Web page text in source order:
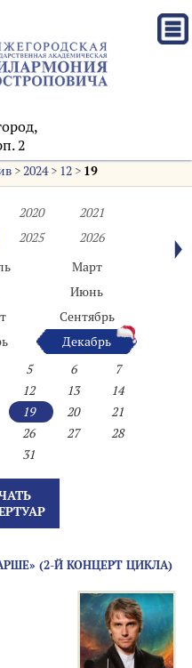
2
>2024> 12 > 19
2020
2021
2025
2026
Март
Июнь
Сентябрь
Декабрь
5 6
7
12 13
14
19 20
21
26 27
28
31
(2-Й КОНЦЕРТ ЦИКЛА)